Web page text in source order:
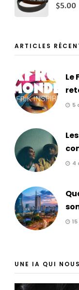
$5.00
ARTICLES
Le
5
4
UNE IA QUI